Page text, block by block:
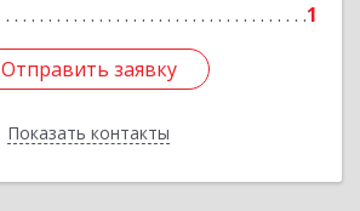
1
Отправить заявку
Показать контакты
Отправить заявку
Назад